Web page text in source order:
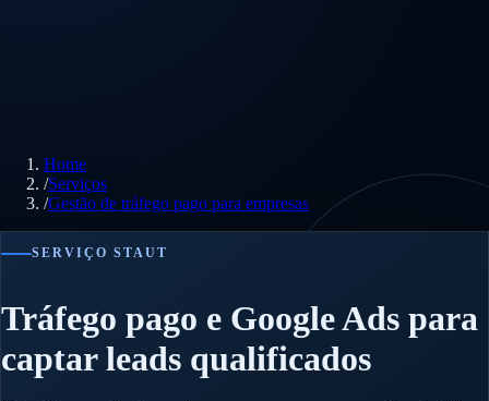
Home
/Serviços
/Gestão de tráfego pago para empresas
SERVIÇO STAUT
Tráfego pago e Google Ads para
captar leads qualificados